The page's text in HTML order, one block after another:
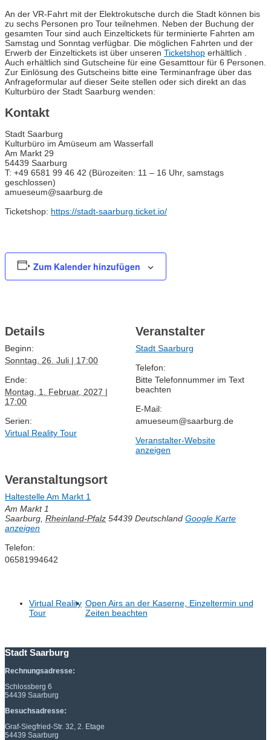
An der VR-Fahrt mit der Elektrokutsche durch die Stadt können bis
zu sechs Personen pro Tour teilnehmen. Neben der Buchung der
gesamten Tour sind auch Einzeltickets für terminierte Fahrten am
Samstag und Sonntag verfügbar. Die möglichen Fahrten und der
Erwerb der Einzeltickets ist über unseren Ticketshop erhältlich .
Auch erhältlich sind Gutscheine für eine Gesamttour für 6 Personen.
Zur Einlösung des Gutscheins bitte eine Terminanfrage über das
Anfrageformular auf dieser Seite stellen oder sich direkt an das
Kulturbüro der Stadt Saarburg wenden:
Kontakt
Stadt Saarburg
Kulturbüro im Amüseum am Wasserfall
Am Markt 29
54439 Saarburg
T: +49 6581 99 46 42 (Bürozeiten: 11 – 16 Uhr, samstags
geschlossen)
amueseum@saarburg.de
Ticketshop: https://stadt-saarburg.ticket.io/
Zum Kalender hinzufügen
Details
Beginn:
Sonntag, 26. Juli | 17:00
Ende:
Montag, 1. Februar, 2027 |
17:00
Serien:
Virtual Reality Tour
Veranstaltungsort
Haltestelle Am Markt 1
Am Markt 1
Saarburg, Rheinland-Pfalz 54439 Deutschland Google Karte
anzeigen
Telefon:
06581994642
Veranstalter
Stadt Saarburg
Telefon:
Bitte Telefonnummer im Text
beachten
E-Mail:
amueseum@saarburg.de
Veranstalter-Website
anzeigen
Virtual Reality
Tour
Open Airs an der Kaserne, Einzeltermin und
Zeiten beachten
Stadt Saarburg
Rechnungsadresse:
Schlossberg 6
54439 Saarburg
Besuchsadresse:
Graf-Siegfried-Str. 32, 2. Etage
54439 Saarburg